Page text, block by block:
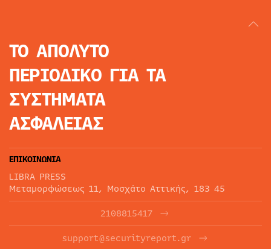
ΤΟ ΑΠΟΛΥΤΟ
ΠΕΡΙΟΔΙΚΟ ΓΙΑ ΤΑ
ΣΥΣΤΗΜΑΤΑ
ΑΣΦΑΛΕΙΑΣ
ΕΠΙΚΟΙΝΩΝΙΑ
LIBRA PRESS
Μεταμορφώσεως 11, Μοσχάτο Αττικής, 183 45
2108815417
support@securityreport.gr